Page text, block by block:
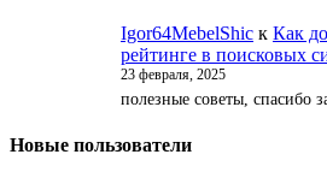
Igor64MebelShic к Как
рейтинге в поисковых
23 февраля, 2025
полезные советы, спасибо
Новые пользователи